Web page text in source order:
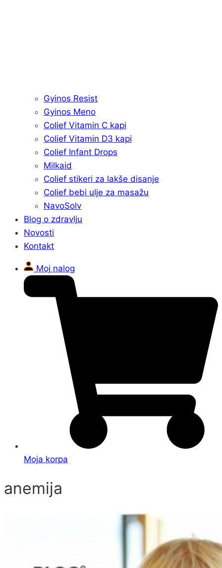
Gyinos Resist
Gyinos Meno
Colief Vitamin C kapi
Colief Vitamin D3 kapi
Colief Infant Drops
Milkaid
Colief stikeri za lakše disanje
Colief bebi ulje za masažu
NavoSolv
Blog o zdravlju
Novosti
Kontakt
Moj nalog
Moja korpa
anemija